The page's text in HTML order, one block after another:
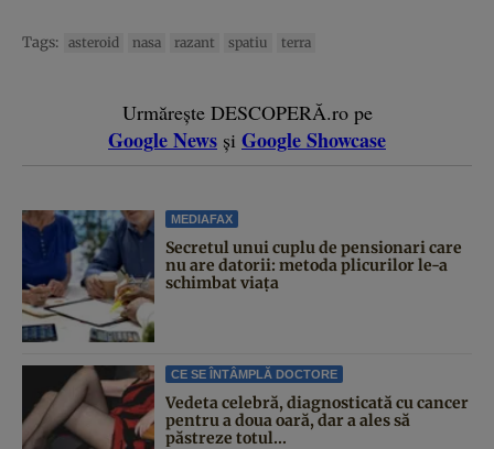
Tags: asteroid nasa razant spatiu terra
Urmărește DESCOPERĂ.ro pe
Google News și Google Showcase
MEDIAFAX
Secretul unui cuplu de pensionari care
nu are datorii: metoda plicurilor le-a
schimbat viața
CE SE ÎNTÂMPLĂ DOCTORE
Vedeta celebră, diagnosticată cu cancer
pentru a doua oară, dar a ales să
păstreze totul...